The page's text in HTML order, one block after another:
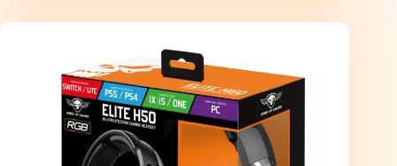
Edition)